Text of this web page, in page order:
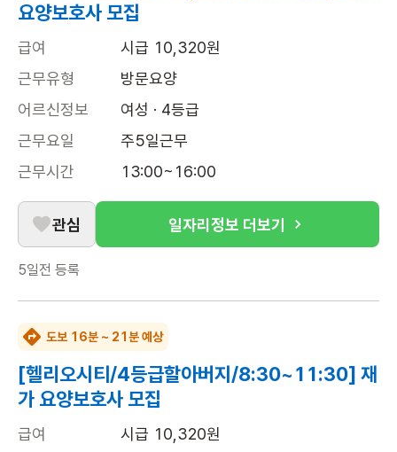
요양보호사 모집
급여
시급 10,320원
근무유형
방문요양
어르신정보
여성 · 4등급
근무요일
주5일근무
근무시간
13:00~16:00
관심 일자리정보 더보기
5일전 등록
도보 16분 ~ 21분 예상
[헬리오시티/4등급할아버지/8:30~11:30] 재
가 요양보호사 모집
급여
시급 10,320원